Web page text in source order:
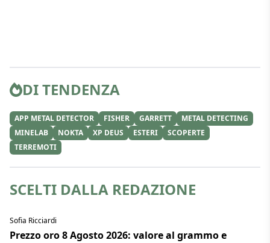
DI TENDENZA
APP METAL DETECTOR FISHER GARRETT
METAL DETECTING
MINELAB
NOKTA XP DEUS ESTERI
SCOPERTE
TERREMOTI
SCELTI DALLA REDAZIONE
Sofia Ricciardi
Prezzo oro 8 Agosto 2026: valore al grammo e